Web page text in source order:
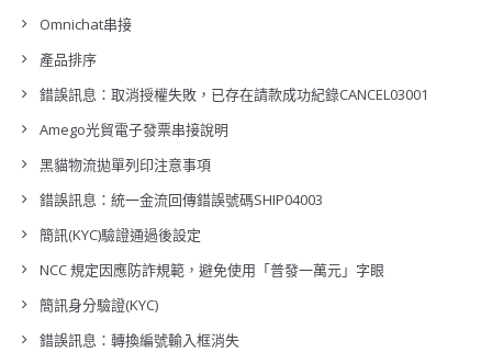
Omnichat串接
產品排序
錯誤訊息：取消授權失敗，已存在請款成功紀錄CANCEL03001
Amego光貿電子發票串接說明
黑貓物流拋單列印注意事項
錯誤訊息：統一金流回傳錯誤號碼SHIP04003
簡訊(KYC)驗證通過後設定
NCC 規定因應防詐規範，避免使用「普發一萬元」字眼
簡訊身分驗證(KYC)
錯誤訊息：轉換編號輸入框消失